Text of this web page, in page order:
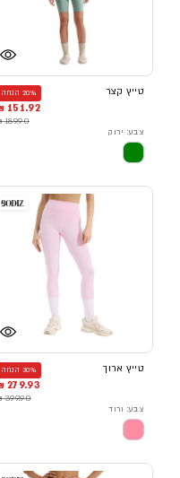
טייץ קצר 20% הנחה
151.92 ₪
189.90 ₪
צבע: ירוק
טייץ ארוך 30% הנחה
279.93 ₪
399.90 ₪
צבע: ורוד